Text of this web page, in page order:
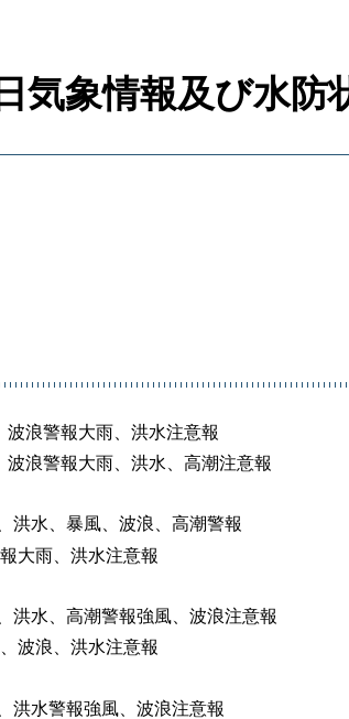
気象情報及び水防
浪警報大雨、洪水注意報
浪警報大雨、洪水、高潮注意報
洪水、暴風、波浪、高潮警報
大雨、洪水注意報
洪水、高潮警報強風、波浪注意報
波浪、洪水注意報
洪水警報強風、波浪注意報